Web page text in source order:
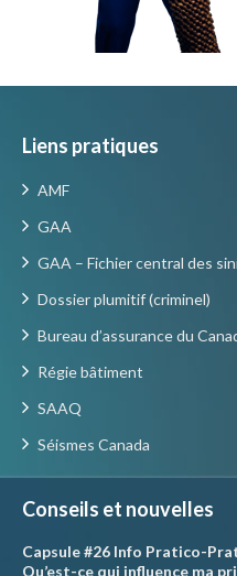
Liens pratiques
AMF
GAA
GAA – Fichier central des
Dossier plumitif (criminel)
Bureau d’assurance du
Régie bâtiment
SAAQ
Séismes Canada
Conseils et nouvelles
Capsule #26 Info Pratico-
Qu’est-ce qui influence ma